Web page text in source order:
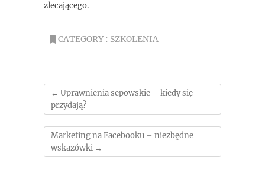
zlecającego.
CATEGORY : SZKOLENIA
← Uprawnienia sepowskie – kiedy się
przydają?
Marketing na Facebooku – niezbędne
wskazówki →